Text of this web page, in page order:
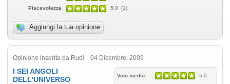
Piacevolezza
5.0 (1)
Aggiungi la tua opinione
Opinione inserita da Rudi 04 Dicembre, 2009
Voto medio 5.0
I SEI ANGOLI
DELL'UNIVERSO